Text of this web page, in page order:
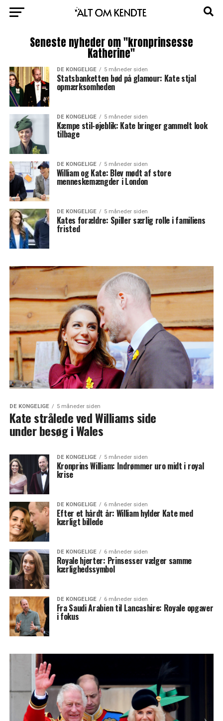
Seneste nyheder om "kronprinsesse
Katherine"
DE KONGELIGE 5 måneder siden
Statsbanketten bød på glamour: Kate stjal
opmærksomheden
DE KONGELIGE 5 måneder siden
Kæmpe stil-øjeblik: Kate bringer gammelt look
tilbage
DE KONGELIGE 5 måneder siden
William og Kate: Blev mødt af store
menneskemængder i London
DE KONGELIGE 5 måneder siden
Kates forældre: Spiller særlig rolle i familiens
fristed
DE KONGELIGE 5 måneder siden
Kate strålede ved Williams side
under besøg i Wales
DE KONGELIGE 5 måneder siden
Kronprins William: Indrømmer uro midt i royal
krise
DE KONGELIGE 6 måneder siden
Efter et hårdt år: William hylder Kate med
kærligt billede
DE KONGELIGE 6 måneder siden
Royale hjerter: Prinsesser vælger samme
kærlighedssymbol
DE KONGELIGE 6 måneder siden
Fra Saudi Arabien til Lancashire: Royale opgaver
i fokus